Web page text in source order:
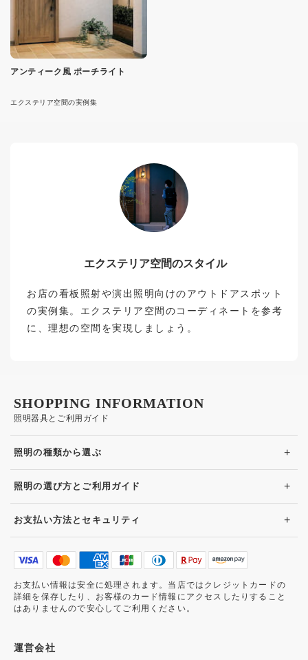
アンティーク風 ポーチライト
エクステリア空間の実例集
エクステリア空間のスタイル
お店の看板照射や演出照明向けのアウトドアスポット
の実例集。エクステリア空間のコーディネートを参考
に、理想の空間を実現しましょう。
照明器具とご利用ガイド
SHOPPING INFORMATION
照明の種類から選ぶ +
照明の選び方とご利用ガイド +
お支払い方法とセキュリティ +
お支払い情報は安全に処理されます。当店ではクレジットカードの
詳細を保存したり、お客様のカード情報にアクセスしたりすること
はありませんので安心してご利用ください。
運営会社